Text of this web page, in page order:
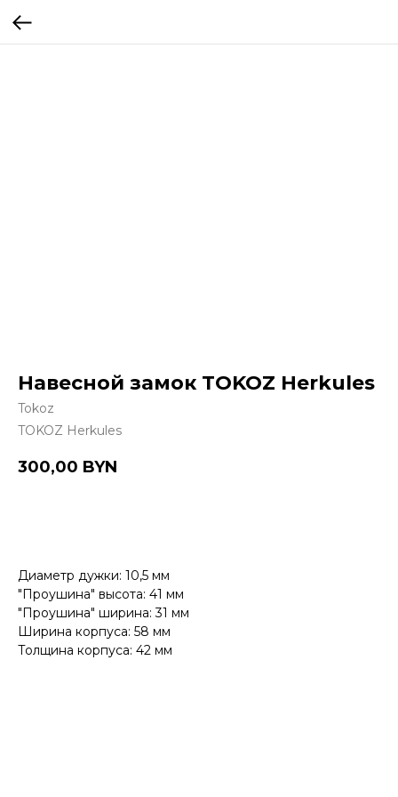
Навесной замок TOKOZ Herkules
Tokoz
TOKOZ Herkules
300,00 BYN
Диаметр дужки: 10,5 мм
"Проушина" высота: 41 мм
"Проушина" ширина: 31 мм
Ширина корпуса: 58 мм
Толщина корпуса: 42 мм